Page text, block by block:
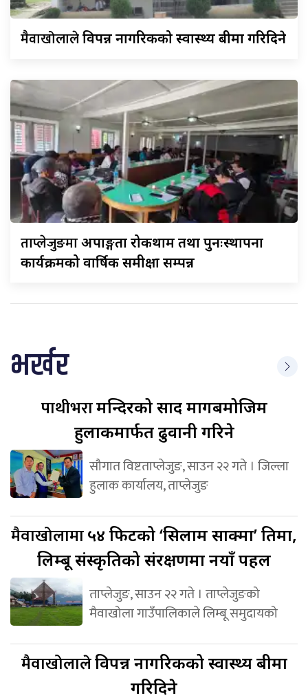
मैवाखोलालेविपन्न नागरिकको स्वास्थ्य बीमा गरिदिने
ताप्लेजुङमाअपाङ्गता रोकथाम तथा पुनःस्थापना
कार्यक्रमको वार्षिक समीक्षा सम्पन्न
भर्खर
पाथीभरामन्दिरको प्रसाद मागबमोजिम
हुलाकमार्फत ढुवानी गरिने
सौगात विष्टताप्लेजुङ, साउन २२ गते । जिल्ला
हुलाक कार्यालय, ताप्लेजुङ
मैवाखोलामा५४ फिटको ‘सिलाम साक्मा’ प्रतिमा,
लिम्बू संस्कृतिको संरक्षणमा नयाँ पहल
ताप्लेजुङ, साउन २२ गते । ताप्लेजुङको
मैवाखोला गाउँपालिकाले लिम्बू समुदायको
मैवाखोलालेविपन्न नागरिकको स्वास्थ्य बीमा
गरिदिने